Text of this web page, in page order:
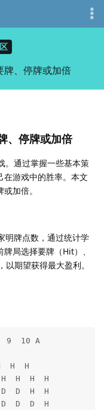
牌、停牌或加倍
、停牌或加倍
。通过掌握一些基本策
在游戏中的胜率。本文
加倍。
明牌点数，通过统计学
局选择要牌（Hit）、
期望获得最大盈利。
9  10 A
H  H
H  H  H
D  H  H
D  D  H